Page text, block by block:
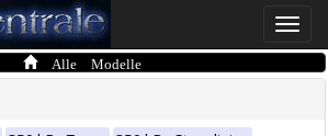
Toggle
Alle Modelle